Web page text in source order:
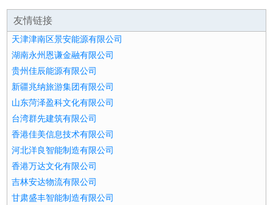
友情链接
天津津南区景安能源有限公司
湖南永州恩谦金融有限公司
贵州佳辰能源有限公司
新疆兆纳旅游集团有限公司
山东菏泽盈科文化有限公司
台湾群先建筑有限公司
香港佳美信息技术有限公司
河北洋良智能制造有限公司
香港万达文化有限公司
吉林安达物流有限公司
甘肃盛丰智能制造有限公司